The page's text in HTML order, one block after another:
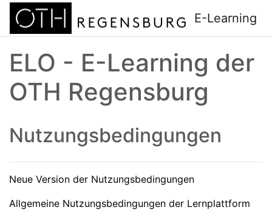
Zum Hauptinhalt
E-Learning
ELO - E-Learning der
OTH Regensburg
Nutzungsbedingungen
Neue Version der Nutzungsbedingungen
Allgemeine Nutzungsbedingungen der Lernplattform